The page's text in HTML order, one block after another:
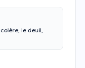
le deuil,